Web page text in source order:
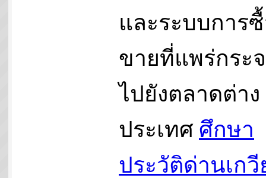
และระบบการ
ขายที่แพร่กระ
ไปยังตลาดต่าง
ประเทศ ศึกษา
ประวัติด่านเก